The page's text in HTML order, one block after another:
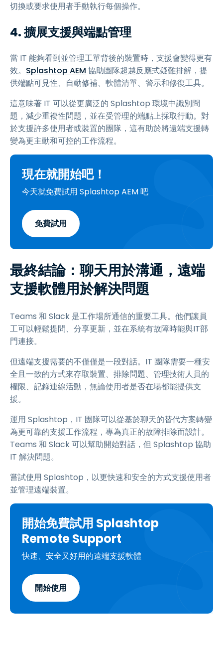
切換或要求使用者手動執行每個操作。
4. 擴展支援與端點管理
當 IT 能夠看到並管理工單背後的裝置時，支援會變得更有
效。 Splashtop AEM 協助團隊超越反應式疑難排解，提
供端點可見性、自動修補、軟體清單、警示和修復工具。
這意味著 IT 可以從更廣泛的 Splashtop 環境中識別問
題，減少重複性問題，並在受管理的端點上採取行動。對
於支援許多使用者或裝置的團隊，這有助於將遠端支援轉
變為更主動和可控的工作流程。
現在就開始吧！
今天就免費試用 Splashtop AEM 吧
免費試用
最終結論：聊天用於溝通，遠端
支援軟體用於解決問題
Teams 和 Slack 是工作場所通信的重要工具。他們讓員
工可以輕鬆提問、分享更新，並在系統有故障時能與IT部
門連接。
但遠端支援需要的不僅僅是一段對話。IT 團隊需要一種安
全且一致的方式來存取裝置、排除問題、管理技術人員的
權限、記錄連線活動，無論使用者是否在場都能提供支
援。
運用 Splashtop，IT 團隊可以從基於聊天的替代方案轉變
為更可靠的支援工作流程，專為真正的故障排除而設計。
Teams 和 Slack 可以幫助開始對話，但 Splashtop 協助
IT 解決問題。
嘗試使用 Splashtop，以更快速和安全的方式支援使用者
並管理遠端裝置。
開始免費試用 Splashtop
Remote Support
快速、安全又好用的遠端支援軟體
開始使用